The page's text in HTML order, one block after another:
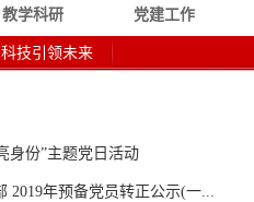
教学科研 党建工作
技引领未来
身份”主题党日活动
2019年预备党员转正公示(一...